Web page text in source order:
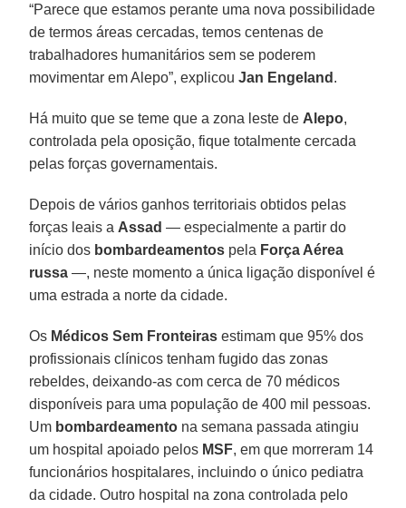
“Parece que estamos perante uma nova possibilidade
de termos áreas cercadas, temos centenas de
trabalhadores humanitários sem se poderem
movimentar em Alepo”, explicouJan Engeland .
Há muito que se teme que a zona leste de Alepo,
controlada pela oposição, fique totalmente cercada
pelas forças governamentais.
Depois de vários ganhos territoriais obtidos pelas
forças leais a Assad — especialmente a partir do
início dos bombardeamentos pela Força Aérea
russa —, neste momento a única ligação disponível é
uma estrada a norte da cidade.
Os Médicos Sem Fronteiras estimam que 95% dos
profissionais clínicos tenham fugido das zonas
rebeldes, deixando-as com cerca de 70 médicos
disponíveis para uma população de 400 mil pessoas.
Um bombardeamento na semana passada atingiu
um hospital apoiado pelos MSF, em que morreram 14
funcionários hospitalares, incluindo o único pediatra
da cidade. Outro hospital na zona controlada pelo